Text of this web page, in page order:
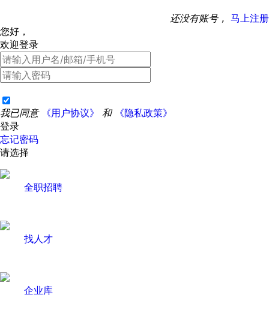
还没有账号， 马上注册
您好，
欢迎登录
我已同意 《用户协议》 和
《隐私政策》
登录
忘记密码
请选择
全职招聘
找人才
企业库